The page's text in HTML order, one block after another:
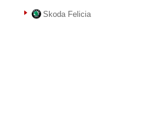
Skoda Felicia